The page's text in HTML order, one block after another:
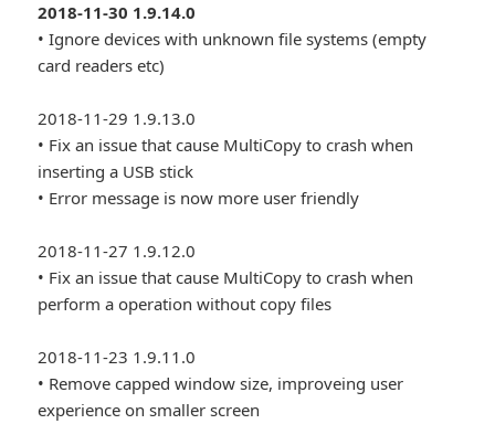
2018-11-30 1.9.14.0
• Ignore devices with unknown file systems (empty
card readers etc)
2018-11-29 1.9.13.0
• Fix an issue that cause MultiCopy to crash when
inserting a USB stick
• Error message is now more user friendly
2018-11-27 1.9.12.0
• Fix an issue that cause MultiCopy to crash when
perform a operation without copy files
2018-11-23 1.9.11.0
• Remove capped window size, improveing user
experience on smaller screen